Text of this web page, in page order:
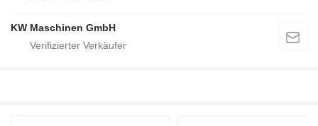
KW Maschinen GmbH